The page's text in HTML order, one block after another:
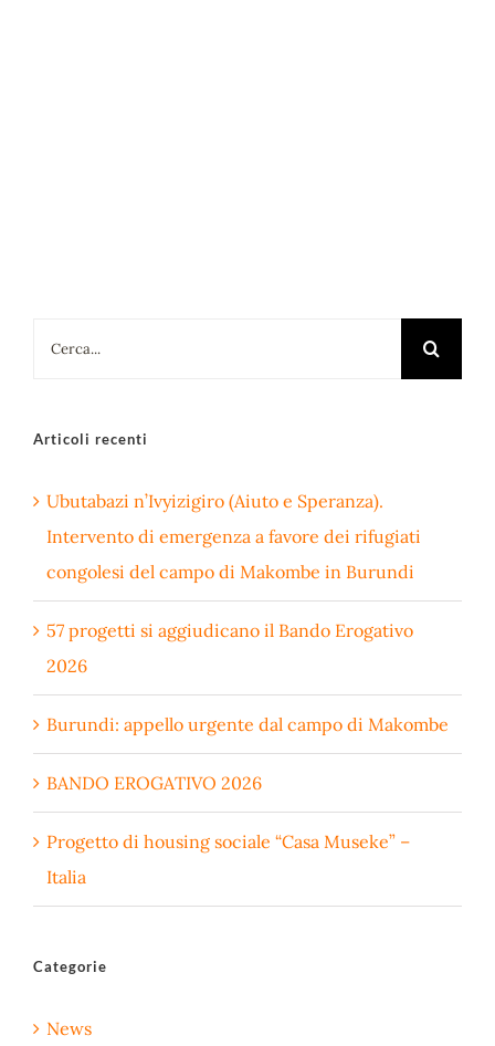
Articoli recenti
Ubutabazi n’Ivyizigiro (Aiuto e Speranza).
Intervento di emergenza a favore dei rifugiati
congolesi del campo di Makombe in Burundi
57 progetti si aggiudicano il Bando Erogativo
2026
Burundi: appello urgente dal campo di Makombe
BANDO EROGATIVO 2026
Progetto di housing sociale “Casa Museke” –
Italia
Categorie
News